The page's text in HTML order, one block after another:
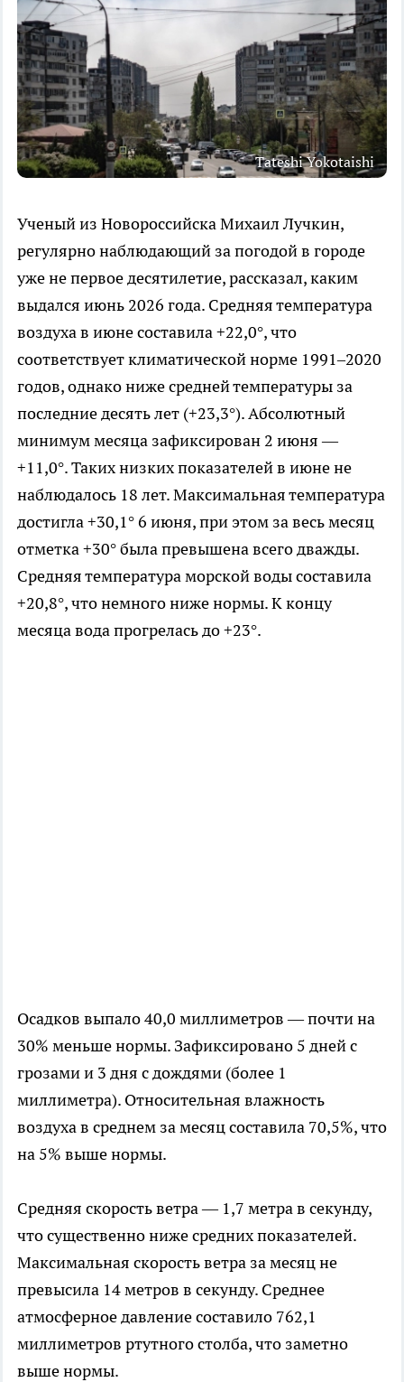
Tateshi Yokotaishi
Ученый из Новороссийска Михаил Лучкин,
регулярно наблюдающий за погодой в городе
уже не первое десятилетие, рассказал, каким
выдался июнь 2026 года. Средняя температура
воздуха в июне составила +22,0°, что
соответствует климатической норме 1991–2020
годов, однако ниже средней температуры за
последние десять лет (+23,3°). Абсолютный
минимум месяца зафиксирован 2 июня —
+11,0°. Таких низких показателей в июне не
наблюдалось 18 лет. Максимальная температура
достигла +30,1° 6 июня, при этом за весь месяц
отметка +30° была превышена всего дважды.
Средняя температура морской воды составила
+20,8°, что немного ниже нормы. К концу
месяца вода прогрелась до +23°.
Осадков выпало 40,0 миллиметров — почти на
30% меньше нормы. Зафиксировано 5 дней с
грозами и 3 дня с дождями (более 1
миллиметра). Относительная влажность
воздуха в среднем за месяц составила 70,5%, что
на 5% выше нормы.
Средняя скорость ветра — 1,7 метра в секунду,
что существенно ниже средних показателей.
Максимальная скорость ветра за месяц не
превысила 14 метров в секунду. Среднее
атмосферное давление составило 762,1
миллиметров ртутного столба, что заметно
выше нормы.